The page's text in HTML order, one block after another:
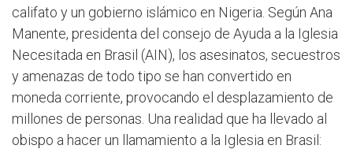
califato y un gobierno islámico en Nigeria. Según Ana
Manente, presidenta del consejo de Ayuda a la Iglesia
Necesitada en Brasil (AIN), los asesinatos, secuestros
y amenazas de todo tipo se han convertido en
moneda corriente, provocando el desplazamiento de
millones de personas. Una realidad que ha llevado al
obispo a hacer un llamamiento a la Iglesia en Brasil: